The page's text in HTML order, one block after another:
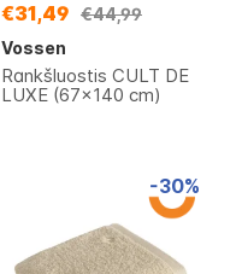
€31,49 €44,99
Vossen
Rankšluostis CULT DE
LUXE (67x140 cm)
-30%